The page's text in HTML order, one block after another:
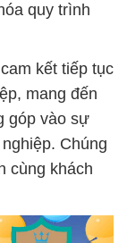
quy trình
kết tiếp tục
mang đến
góp vào sự
Chúng
cùng khách